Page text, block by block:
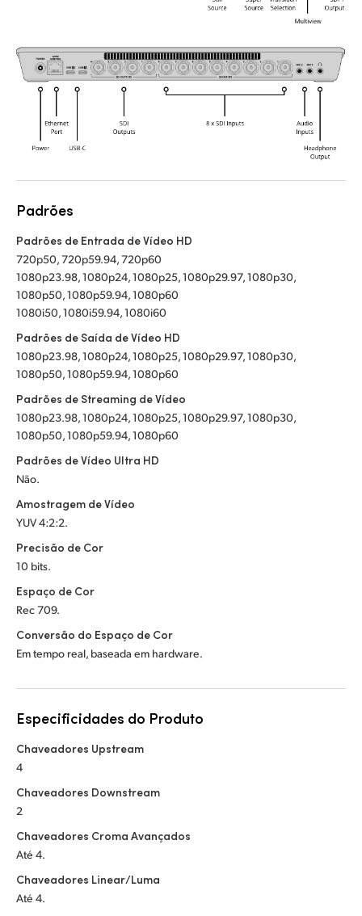
Padrões
Padrões de Entrada de Vídeo HD
720p50, 720p59.94, 720p60
1080p23.98, 1080p24, 1080p25, 1080p29.97, 1080p30,
1080p50, 1080p59.94, 1080p60
1080i50, 1080i59.94, 1080i60
Padrões de Saída de Vídeo HD
1080p23.98, 1080p24, 1080p25, 1080p29.97, 1080p30,
1080p50, 1080p59.94, 1080p60
Padrões de Streaming de Vídeo
1080p23.98, 1080p24, 1080p25, 1080p29.97, 1080p30,
1080p50, 1080p59.94, 1080p60
Padrões de Vídeo Ultra HD
Não.
Amostragem de Vídeo
YUV 4:2:2.
Precisão de Cor
10 bits.
Espaço de Cor
Rec 709.
Conversão do Espaço de Cor
Em tempo real, baseada em hardware.
Especificidades do Produto
Chaveadores Upstream
4
Chaveadores Downstream
2
Chaveadores Croma Avançados
Até 4.
Chaveadores Linear/Luma
Até 4.